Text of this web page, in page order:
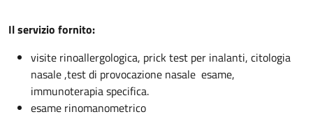
Descrizione
Il servizio fornito:
visite rinoallergologica, prick test per inalanti, citologia
nasale ,test di provocazione nasale esame,
immunoterapia specifica.
esame rinomanometrico